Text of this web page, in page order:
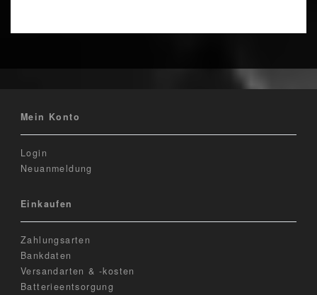
Mein Konto
Login
Neuanmeldung
Einkaufen
Zahlungsarten
Bankdaten
Versandarten & -kosten
Batterieentsorgung